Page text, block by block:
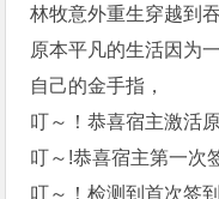
林牧意外重生穿越到
原本平凡的生活因为
自己的金手指，
叮～！恭喜宿主激活
叮～!恭喜宿主第一次
叮～！检测到首次签